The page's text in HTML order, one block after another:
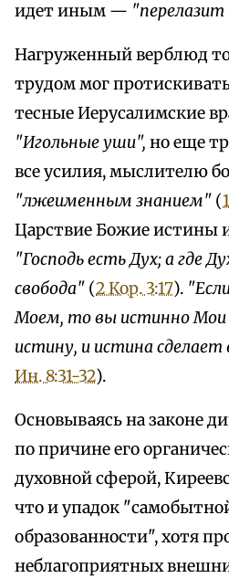
идет иным — "перелазит
Нагруженный верблюд
трудом мог
тесные Иерусалимские
"Игольные уши", но еще
все усилия, мыслителю
"лжеименным знанием" (
Царствие Божие истины
"Господь есть Дух; а где
свобода" (2 Кор. 3:17).
Моем, то вы истинно Мои
истину, и истина
Ин. 8:31-32).
Основываясь на законе
по причине его
духовной сферой,
что и упадок
образованности", хотя
неблагоприятных